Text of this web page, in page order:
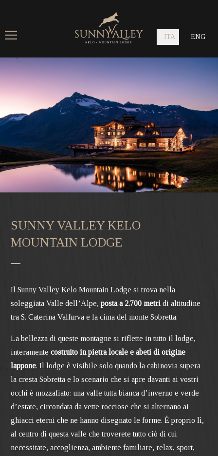
ITA ENG
SUNNY VALLEY KELO
MOUNTAIN LODGE
Il Sunny Valley Kelo Mountain Lodge si trova nella
soleggiata Valle dell’Alpe,posta a 2.700 metri di altitudine
tra S. Caterina Valfurva e la cima del monte Sobretta.
La bellezza di queste montagne si riflette in tutto il lodge,
interamentecostruito in pietra locale e abeti di origine
lappone.Il lodge è visibile solo quando la cabinovia supera
la cresta Sobretta e lo scenario che si apre davanti ai vostri
occhi è mozzafiato: una valle tutta bianca d’inverno e verde
d’estate, circondata da vette rocciose che si alternano ai
ghiacci eterni che ne hanno disegnato le forme. È proprio lì,
al centro di questa valle che troverete tutto ciò di cui
necessitate, accoglienza, ambiente familiare, relax, sport,